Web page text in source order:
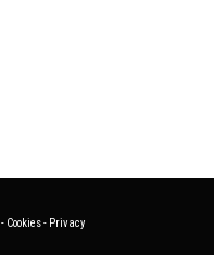
- Cookies- Privacy